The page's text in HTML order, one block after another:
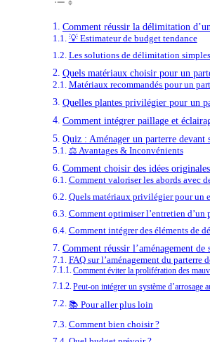
Comment réussir la délimitation
💡 Estimateur de budget tendance
Les solutions de délimitation
Quels matériaux choisir pour un
Matériaux recommandés pour un
Quelles plantes privilégier pour un
Comment intégrer paillage et
Quiz : Aménager un parterre devant
⚖️ Avantages & Inconvénients
Comment choisir des idées
Comment valoriser les abords avec
Quels matériaux privilégier pour un
Comment optimiser l’entretien d’un
Comment intégrer des éléments de
Comment réussir l’aménagement
FAQ sur l’aménagement du parterre
Comment éviter la prolifération des
Peut-on intégrer un système d’arrosage
📚 Pour aller plus loin
Comment bien choisir ?